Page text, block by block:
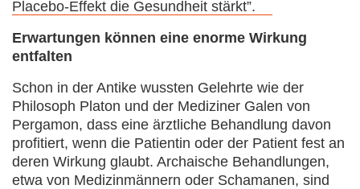
Placebo-Effekt die Gesundheit stärkt”.
Erwartungen können eine enorme Wirkung
entfalten
Schon in der Antike wussten Gelehrte wie der
Philosoph Platon und der Mediziner Galen von
Pergamon, dass eine ärztliche Behandlung davon
profitiert, wenn die Patientin oder der Patient fest an
deren Wirkung glaubt. Archaische Behandlungen,
etwa von Medizinmännern oder Schamanen, sind